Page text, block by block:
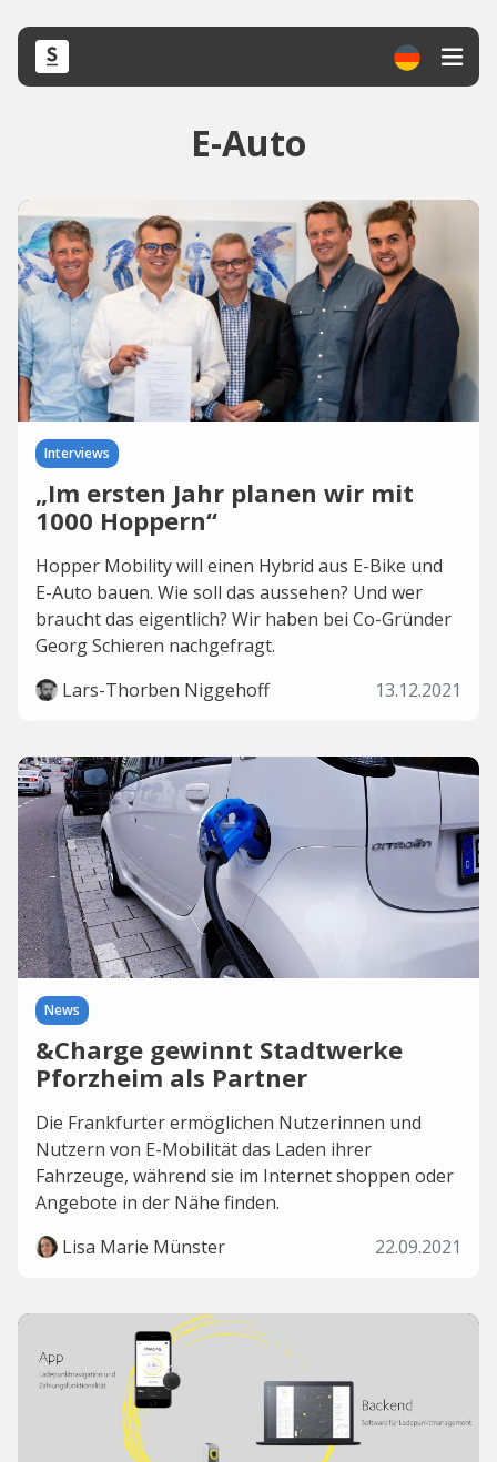
E-Auto
Interviews
„Im ersten Jahr planen wir mit
1000 Hoppern“
Hopper Mobility will einen Hybrid aus E-Bike und
E-Auto bauen. Wie soll das aussehen? Und wer
braucht das eigentlich? Wir haben bei Co-Gründer
Georg Schieren nachgefragt.
Lars-Thorben Niggehoff
13.12.2021
News
&Charge gewinnt Stadtwerke
Pforzheim als Partner
Die Frankfurter ermöglichen Nutzerinnen und
Nutzern von E-Mobilität das Laden ihrer
Fahrzeuge, während sie im Internet shoppen oder
Angebote in der Nähe finden.
Lisa Marie Münster
22.09.2021